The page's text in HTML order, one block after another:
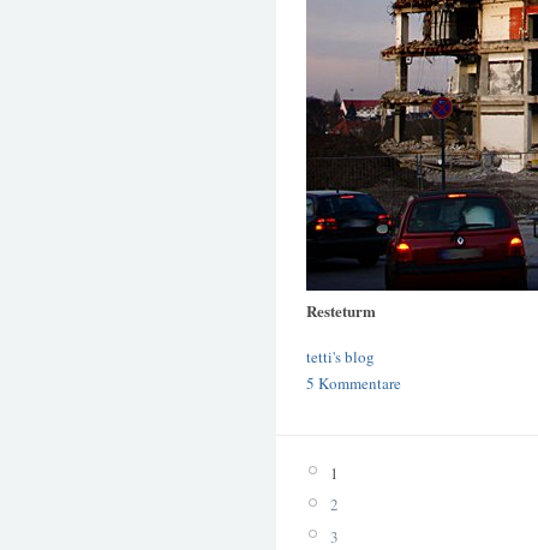
Resteturm
tetti's blog
5 Kommentare
1
2
3